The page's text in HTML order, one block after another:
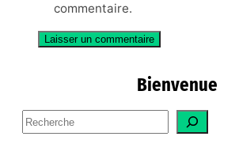
commentaire.
Bienvenue
S
e